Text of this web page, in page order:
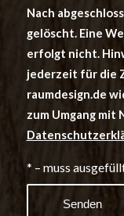
Nach
gelöscht. Eine
erfolgt nicht.
jederzeit für die
raumdesign.de
zum Umgang
* – muss